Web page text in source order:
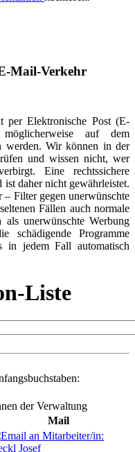
Mail-Verkehr
per Elektronische Post (E-
auf dem
werden. Wir können in der
und wissen nicht, wer
Eine rechtssichere
daher nicht gewährleistet.
Filter gegen unerwünschte
Fällen auch normale
als unerwünschte Werbung
schädigende Programme
in jedem Fall automatisch
Liste
der Verwaltung
Mail